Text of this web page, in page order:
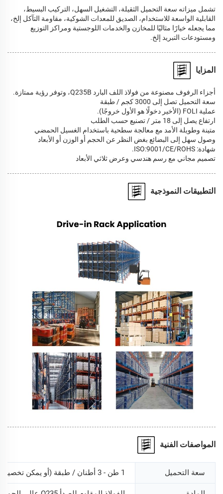
تشمل ميزاته سعة التحميل الثقيلة، التشغيل السهل، التركيب البسيط،
القابلية الواسعة للاستخدام، الصديق للمعدات الشوكية، مقاومة التآكل إلخ،
مما يجعله خيارًا مثاليًا للمخازن والخدمات اللوجستية ومراكز التوزيع
ومستودعات التبريد إلخ.
المزايا
أجزاء الرفوف مصنوعة من فولاذ اللف البارد Q235B، وتوفر رؤية ممتازة.
سعة التحميل تصل إلى 3000 كجم / طبقة
عملية FOLI (الأخير دخولًا هو الأول خروجًا).
ارتفاع يصل إلى 18 متر / تصنيع حسب الطلب
متينة وطويلة الأمد مع معالجة سطحية باستخدام الغسيل الحمضي
وصول سهل إلى البضائع بغض النظر عن الحجم أو الوزن أو الأبعاد
شهادة: ISO:9001/CE/ROHS.
تصميم مجاني مع رسم هندسي وعرض ثلاثي الأبعاد
التطبيقات النموذجية
المواصفات الفنية
سعة التحميل 1 طن - 3 أطنان / طبقة (أو يمكن تخصيصها)